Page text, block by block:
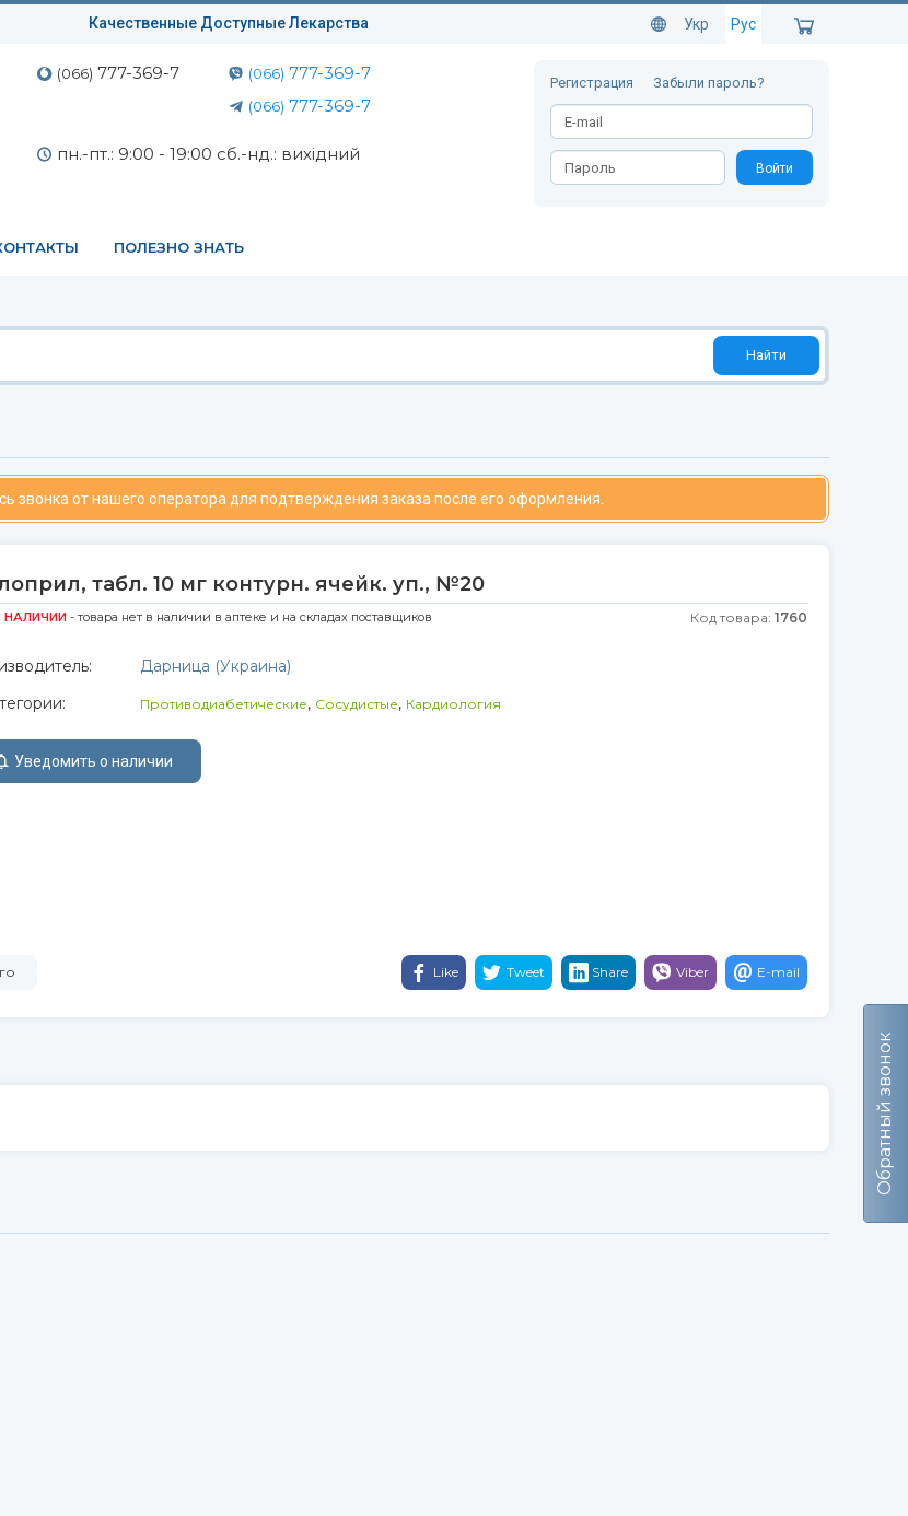
Качественные Доступные Лекарства Укр Рус
(066) 777-369-7 (066) 777-369-7
(066) 777-369-7
пн.-пт.: 9:00 - 19:00 сб.-нд.: вихідний
Регистрация Забыли пароль?
Войти
ПОЛЕЗНО ЗНАТЬ
Найти
звонка от нашего оператора для подтверждения заказа после его оформления.
табл. 10 мг контурн. ячейк. уп., №20
НАЛИЧИИ - товара нет в наличии в аптеке и на складах поставщиков Код товара: 1760
Дарница (Украина)
Противодиабетические, Сосудистые, Кардиология
Уведомить о наличии
Like Tweet Share Viber E-mail
Обратный звонок